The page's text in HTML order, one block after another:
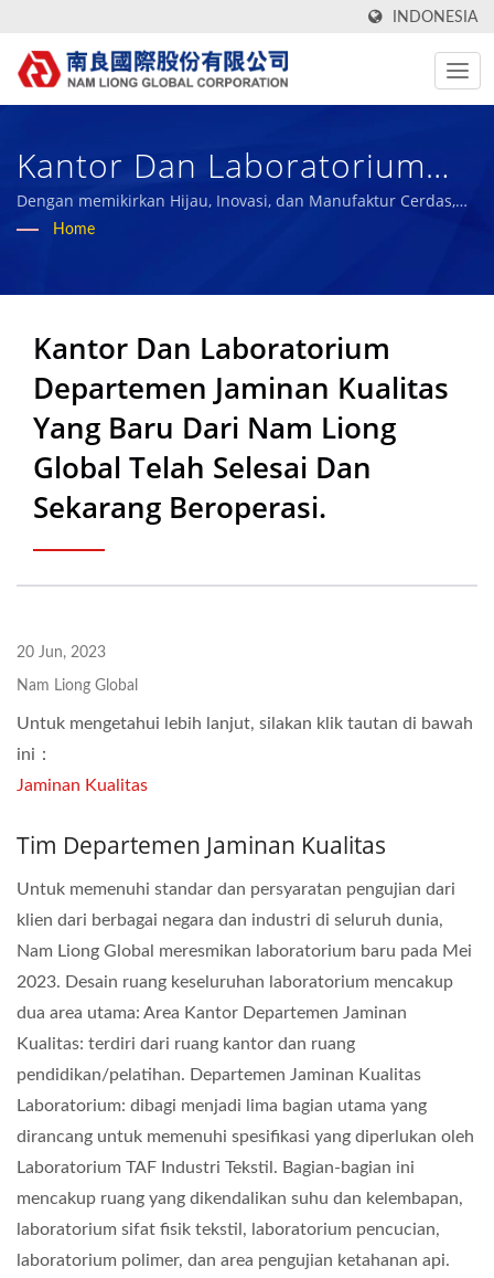
INDONESIA
Kantor Dan Laboratorium
Baru Departemen Jaminan
Telah Selesai Dan Sekarang
Beroperasi. | Lebih Dari 50
Tahun Produsen Kain Teknis
Berkinerja Tinggi Dan Spons
Karet Bio | Nam Liong
Dengan memikirkan Hijau, Inovasi, dan Manufaktur Cerdas,
kami bertujuan untuk menjadi tolok ukur industri material
Home
Kantor Dan Laboratorium
Departemen Jaminan Kualitas
Yang Baru Dari Nam Liong
Global Telah Selesai Dan
Sekarang Beroperasi.
20 Jun, 2023
Nam Liong Global
Untuk mengetahui lebih lanjut, silakan klik tautan di bawah
ini：
Jaminan Kualitas
Tim Departemen Jaminan Kualitas
Untuk memenuhi standar dan persyaratan pengujian dari
klien dari berbagai negara dan industri di seluruh dunia,
Nam Liong Global meresmikan laboratorium baru pada Mei
2023. Desain ruang keseluruhan laboratorium mencakup
dua area utama: Area Kantor Departemen Jaminan
Kualitas: terdiri dari ruang kantor dan ruang
pendidikan/pelatihan. Departemen Jaminan Kualitas
Laboratorium: dibagi menjadi lima bagian utama yang
dirancang untuk memenuhi spesifikasi yang diperlukan oleh
Laboratorium TAF Industri Tekstil. Bagian-bagian ini
mencakup ruang yang dikendalikan suhu dan kelembapan,
laboratorium sifat fisik tekstil, laboratorium pencucian,
laboratorium polimer, dan area pengujian ketahanan api.